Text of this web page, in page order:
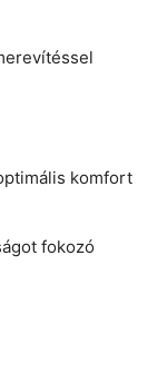
komfort
fokozó